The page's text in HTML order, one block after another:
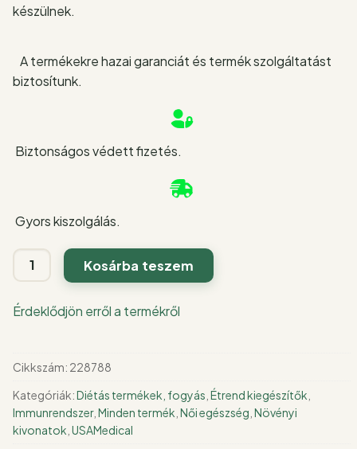
készülnek.
A termékekre hazai garanciát és termék szolgáltatást
biztosítunk.
Biztonságos védett fizetés.
Gyors kiszolgálás.
Forskolin
zsíranyagcsere
db
mennyiség
Kosárba teszem
Érdeklődjön erről a termékről
Cikkszám: 228788
Kategóriák:Diétás termékek, fogyás Étrend kiegészítők
Immunrendszer, Minden termék Női egészség Növényi
kivonatok USAMedical